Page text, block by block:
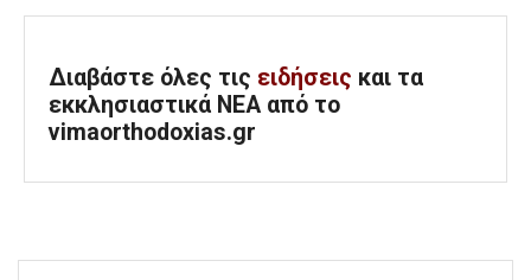
Διαβάστε όλες τις ειδήσεις και τα
εκκλησιαστικά ΝΕΑ από το
vimaorthodoxias.gr